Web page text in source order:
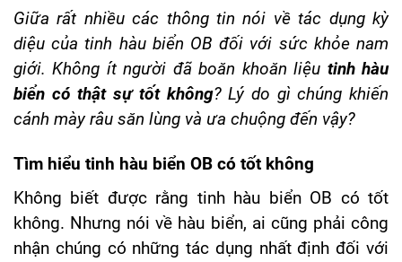
Giữa rất nhiều các thông tin nói về tác dụng kỳ
diệu của tinh hàu biển OB đối với sức khỏe nam
giới. Không ít người đã boăn khoăn liệu tinh hàu
biển có thật sự tốt không? Lý do gì chúng khiến
cánh mày râu săn lùng và ưa chuộng đến vậy?
Tìm hiểu tinh hàu biển OB có tốt không
Không biết được rằng tinh hàu biển OB có tốt
không. Nhưng nói về hàu biển, ai cũng phải công
nhận chúng có những tác dụng nhất định đối với